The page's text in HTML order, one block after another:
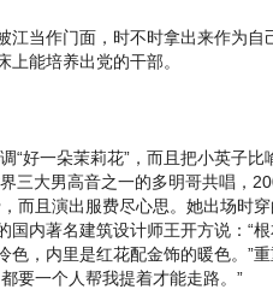
江当作门面，时不时拿出来作为自
上能培养出党的干部。
一朵茉莉花”，而且把小英子比
三大男高音之一的多明哥共唱，
而且演出服费尽心思。她出场时
国内著名建筑设计师王开方说：“
色，内里是红花配金饰的暖色。”
要一个人帮我提着才能走路。”